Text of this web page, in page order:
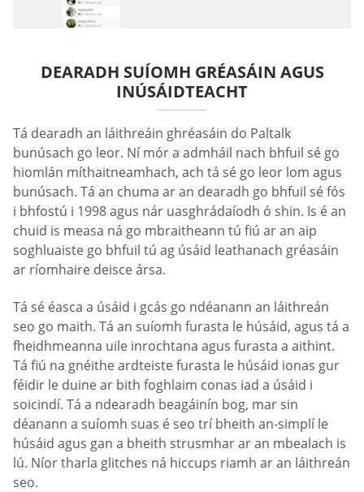
DEARADH SUÍOMH GRÉASÁIN AGUS
INÚSÁIDTEACHT
Tá dearadh an láithreáin ghréasáin do Paltalk
bunúsach go leor. Ní mór a admháil nach bhfuil sé go
hiomlán míthaitneamhach, ach tá sé go leor lom agus
bunúsach. Tá an chuma ar an dearadh go bhfuil sé fós
i bhfostú i 1998 agus nár uasghrádaíodh ó shin. Is é an
chuid is measa ná go mbraitheann tú fiú ar an aip
soghluaiste go bhfuil tú ag úsáid leathanach gréasáin
ar ríomhaire deisce ársa.
Tá sé éasca a úsáid i gcás go ndéanann an láithreán
seo go maith. Tá an suíomh furasta le húsáid, agus tá a
fheidhmeanna uile inrochtana agus furasta a aithint.
Tá fiú na gnéithe ardteiste furasta le húsáid ionas gur
féidir le duine ar bith foghlaim conas iad a úsáid i
soicindí. Tá a ndearadh beagáinín bog, mar sin
déanann a suíomh suas é seo trí bheith an-simplí le
húsáid agus gan a bheith strusmhar ar an mbealach is
lú. Níor tharla glitches ná hiccups riamh ar an láithreán
seo.